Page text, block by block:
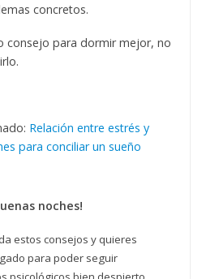
concretos.
consejo para dormir mejor, no
Relación entre estrés y
para conciliar un sueño
noches!
estos consejos y quieres
para poder seguir